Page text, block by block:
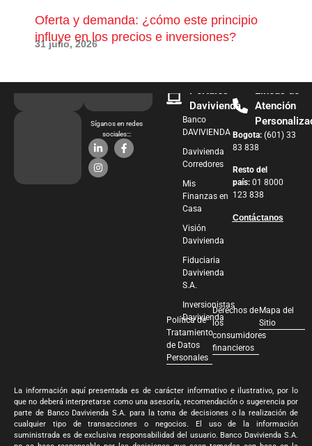
Oferta y demanda: ¿cómo este principio
influye en los precios e inversiones?
31 julio, 2026
Síganos en redes
sociales:::
Portales
Davivienda
Banco
DAVIVIENDA
Davivienda
Corredores
Mis
Finanzas en
Casa
Visión
Davivienda
Fiduciaria
Davivienda
S.A.
Inversionistas
Davivienda
Líneas de
Atención
Bogota: (601) 33
83 838
Resto del
país: 01 8000
123 838
Contáctanos
Política de
Tratamiento
de Datos
Personales
Derechos de
los
consumidores
financieros
Mapa del
Sitio
La información aquí presentada es de carácter informativo e ilustrativo, por lo
que no deberá interpretarse como una asesoría, recomendación o sugerencia por
parte de Banco Davivienda S.A. para la toma de decisiones o la realización de
cualquier tipo de transacciones o negocios. El uso de la información
suministrada es de exclusiva responsabilidad del usuario. Banco Davivienda S.A.